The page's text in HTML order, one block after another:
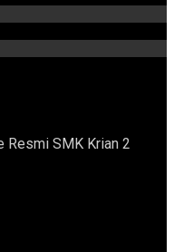
Resmi SMK Krian 2